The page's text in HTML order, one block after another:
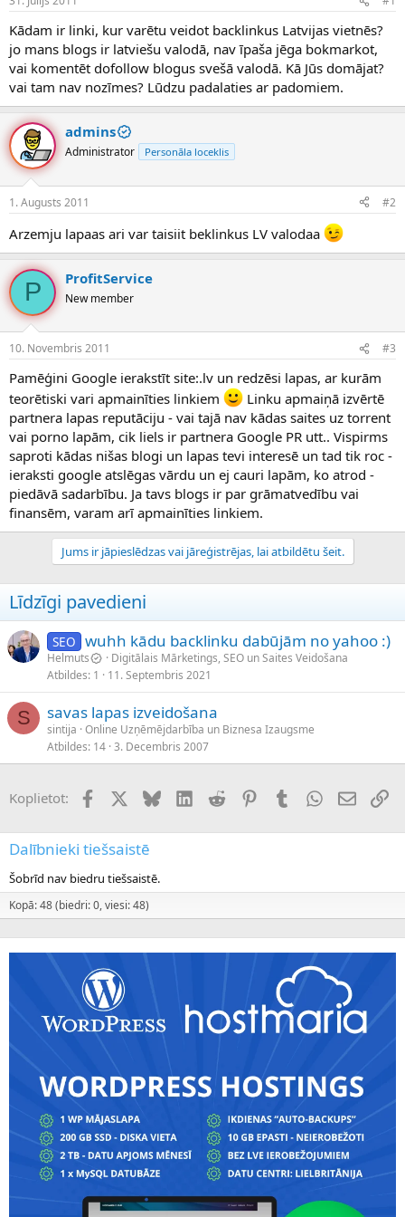
n
a
u
z
s
ā
c
ē
j
s
a
u
m
s
Kādam ir linki, kur varētu veidot backlinkus Latvijas vietnēs?
jo mans blogs ir latviešu valodā, nav īpaša jēga bokmarkot,
vai komentēt dofollow blogus svešā valodā. Kā Jūs domājat?
vai tam nav nozīmes? Lūdzu padalaties ar padomiem.
admins
Administrator Personāla loceklis
1. Augusts 2011 #2
Arzemju lapaas ari var taisiit beklinkus LV valodaa
P ProfitService
New member
10. Novembris 2011 #3
Pamēģini Google ierakstīt site:.lv un redzēsi lapas, ar kurām
teorētiski vari apmainīties linkiem
Linku apmaiņā izvērtē
partnera lapas reputāciju - vai tajā nav kādas saites uz torrent
vai porno lapām, cik liels ir partnera Google PR utt.. Vispirms
saproti kādas nišas blogi un lapas tevi interesē un tad tik roc -
ieraksti google atslēgas vārdu un ej cauri lapām, ko atrod -
piedāvā sadarbību. Ja tavs blogs ir par grāmatvedību vai
finansēm, varam arī apmainīties linkiem.
Jums ir jāpieslēdzas vai jāreģistrējas, lai atbildētu šeit.
Līdzīgi pavedieni
SEO wuhh kādu backlinku dabūjām no yahoo :)
Helmuts
Digitālais Mārketings, SEO un Saites Veidošana
Atbildes 1 11. Septembris 2021
S savas lapas izveidošana
sintija Online Uzņēmējdarbība un Biznesa Izaugsme
Atbildes 14 3. Decembris 2007
Koplietot: FacebookX (Twitter)
BlueskyLinkedInReddit PinterestTumblrWhatsApp
E-pasts
Dalībnieki tiešsaistē
Šobrīd nav biedru tiešsaistē.
Kopā: 48 (biedri: 0, viesi: 48)